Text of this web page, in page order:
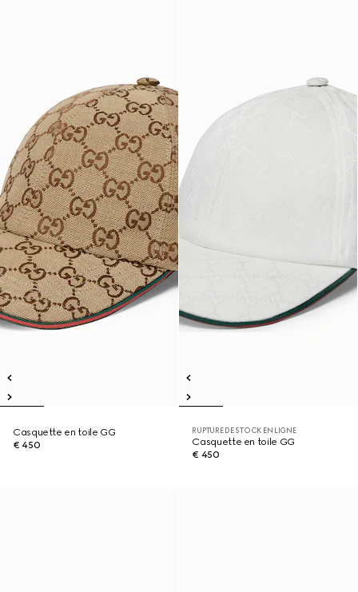
Casquette en toile GG
€ 450
RUPTURE DE STOCK EN LIGNE
Casquette en toile GG
€ 450